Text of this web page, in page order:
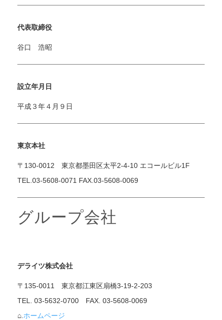
代表取締役
谷口 浩昭
設立年月日
平成３年４月９日
東京本社
〒130-0012 東京都墨田区太平2-4-10 エコールビル1F
TEL.03-5608-0071 FAX.03-5608-0069
グループ会社
デライツ株式会社
〒135-0011 東京都江東区扇橋3-19-2-203
TEL. 03-5632-0700 FAX. 03-5608-0069
⌂. ホームページ